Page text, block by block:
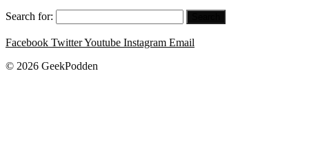
Search for:
Facebook TwitterYoutube Instagram Email
© 2026 GeekPodden